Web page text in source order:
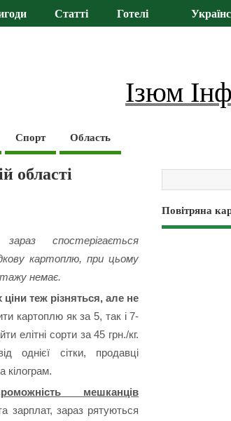
Статті Готелі
Ізюм
Спорт Область
області
спостерігається
картоплю, при цьому
немає.
теж різняться, але не
картоплю як за 5, так і 7-
елітні сорти за 45 грн./кг.
однієї сітки, продавці
кілограм.
мешканців
зарплат, зараз рятуються
Повітряна